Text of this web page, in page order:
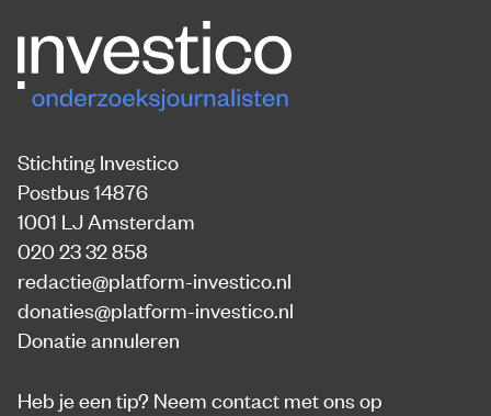
Stichting Investico
Postbus 14876
1001 LJ Amsterdam
020 23 32 858
redactie@platform-investico.nl
donaties@platform-investico.nl
Donatie annuleren
Heb je een tip? Neem contact met ons op